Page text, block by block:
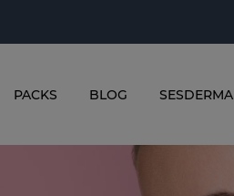
PACKS BLOG SESDERMA